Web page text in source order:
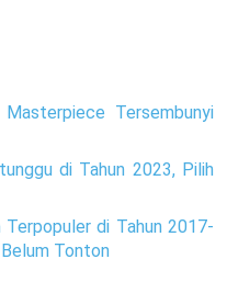
Tersembunyi
di Tahun 2023, Pilih
di Tahun 2017-
Tonton